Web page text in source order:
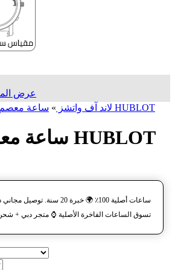
عرض
لاند آف واتشز » ساعة معصم ساعة معصم هابلوت HUBLOT
ساعة معصم هابلوت HUBLOT
ساعات أصلية 100٪ 🌍 خبرة 20 سنة. توصيل مجاني داخل الإمارات.
تسوق الساعات الفاخرة الأصلية ⌚️ متجر دبي +